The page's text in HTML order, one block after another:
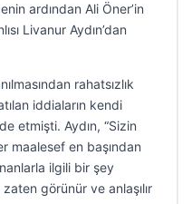
ardından Ali Öner’in
Livanur Aydın’dan
rahatsızlık
iddiaların kendi
etmişti. Aydın, “Sizin
maalesef en başından
ilgili bir şey
görünür ve anlaşılır